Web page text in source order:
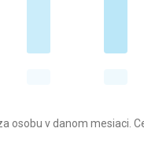
v danom mesiaci.